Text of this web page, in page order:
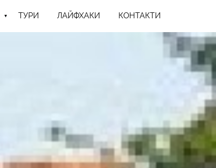
ТУРИ ЛАЙФХАКИ КОНТАКТИ